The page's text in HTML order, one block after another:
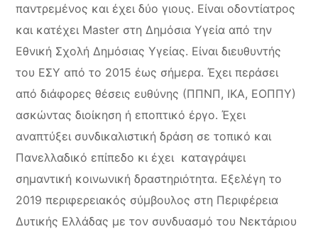
παντρεμένος και έχει δύο γιους. Είναι οδοντίατρος
και κατέχει Master στη Δημόσια Υγεία από την
Εθνική Σχολή Δημόσιας Υγείας. Είναι διευθυντής
του ΕΣΥ από το 2015 έως σήμερα. Έχει περάσει
από διάφορες θέσεις ευθύνης (ΠΠΝΠ, ΙΚΑ, ΕΟΠΠΥ)
ασκώντας διοίκηση ή εποπτικό έργο. Έχει
αναπτύξει συνδικαλιστική δράση σε τοπικό και
Πανελλαδικό επίπεδο κι έχει καταγράψει
σημαντική κοινωνική δραστηριότητα. Εξελέγη το
2019 περιφερειακός σύμβουλος στη Περιφέρεια
Δυτικής Ελλάδας με τον συνδυασμό του Νεκτάριου